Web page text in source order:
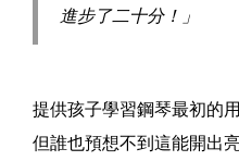
進步了二十分！」
提供孩子學習鋼琴最初的
但誰也預想不到這能開出